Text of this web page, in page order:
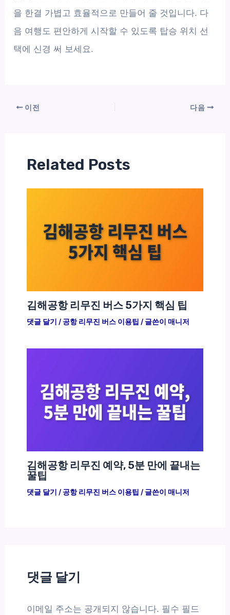
을 한결 가볍고 효율적으로 만들어 줄 것입니다. 다
음 여행도 편안하게 시작할 수 있도록 탑승 위치 선
택에 신경 써 보세요.
이전 다음
Related Posts
김해공항 리무진 버스 5가지 핵심 팁
댓글 달기 / 공항 리무진 버스 이용팁 / 글쓴이 매니저
김해공항 리무진 예약, 5분 만에 끝내는
꿀팁
댓글 달기 / 공항 리무진 버스 이용팁 / 글쓴이 매니저
댓글 달기
이메일 주소는 공개되지 않습니다. 필수 필드